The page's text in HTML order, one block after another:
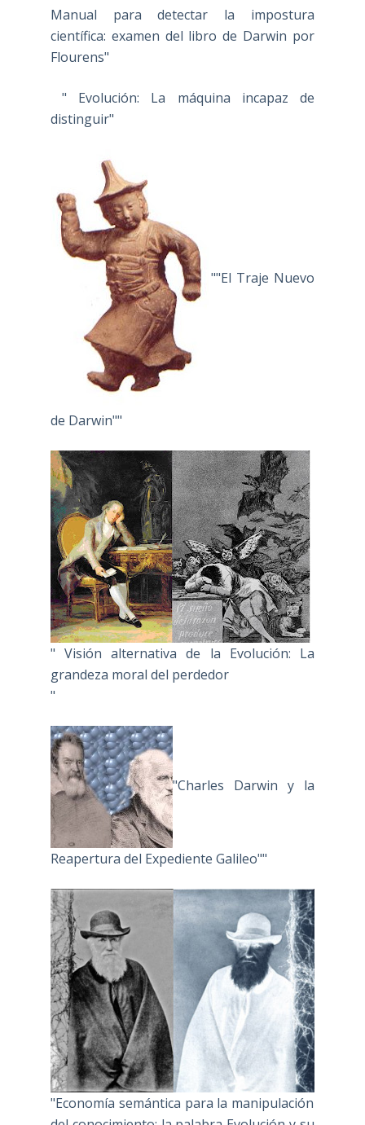
Manual para detectar la impostura
científica: examen del libro de Darwin por
Flourens"
" Evolución: La máquina incapaz de
distinguir"
""El Traje Nuevo
de Darwin""
" Visión alternativa de la Evolución: La
grandeza moral del perdedor
"
"Charles Darwin y la
Reapertura del Expediente Galileo""
"Economía semántica para la manipulación